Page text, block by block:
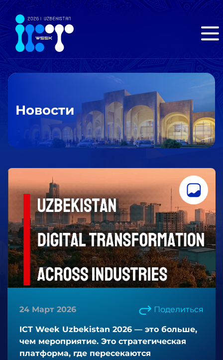
Новости
24 Март 2026 Поделиться
ICT Week Uzbekistan 2026 — это больше,
чем мероприятие. Это стратегическая
платформа, где пересекаются